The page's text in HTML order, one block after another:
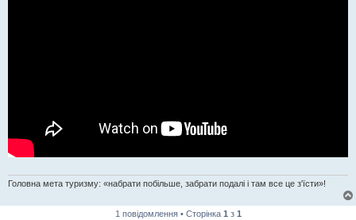
Головна мета туризму: «набрати побільше, забрати подалі і там все це з'їсти»!
1 повідомлення • Сторінка 1 з 1